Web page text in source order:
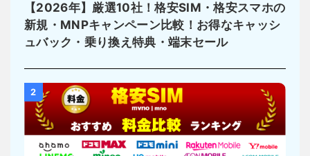
【2026年】厳選10社！格安SIM・格安スマホの
新規・MNPキャンペーン比較！お得なキャッシ
ュバック・乗り換え特典・端末セール
2